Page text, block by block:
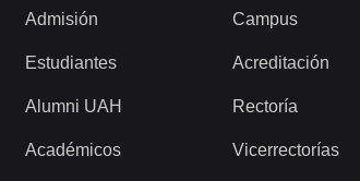
Admisión
Estudiantes
Alumni UAH
Académicos
Campus
Acreditación
Rectoría
Vicerrectorías